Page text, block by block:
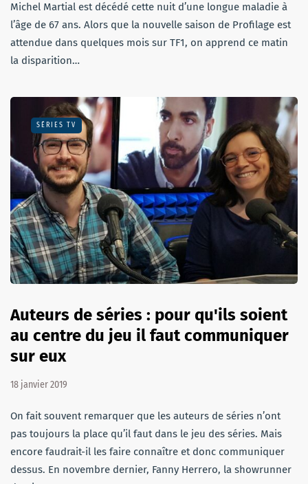
Michel Martial est décédé cette nuit d’une longue maladie à
l’âge de 67 ans. Alors que la nouvelle saison de Profilage est
attendue dans quelques mois sur TF1, on apprend ce matin
la disparition…
SÉRIES TV
Auteurs de séries : pour qu'ils soient
au centre du jeu il faut communiquer
sur eux
18 janvier 2019
On fait souvent remarquer que les auteurs de séries n’ont
pas toujours la place qu’il faut dans le jeu des séries. Mais
encore faudrait-il les faire connaître et donc communiquer
dessus. En novembre dernier, Fanny Herrero, la showrunner